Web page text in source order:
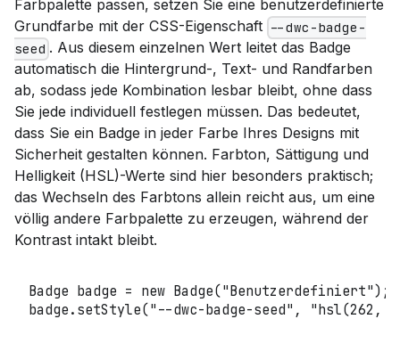
Farbpalette passen, setzen Sie eine benutzerdefinierte
Grundfarbe mit der CSS-Eigenschaft --dwc-badge-
seed . Aus diesem einzelnen Wert leitet das Badge
automatisch die Hintergrund-, Text- und Randfarben
ab, sodass jede Kombination lesbar bleibt, ohne dass
Sie jede individuell festlegen müssen. Das bedeutet,
dass Sie ein Badge in jeder Farbe Ihres Designs mit
Sicherheit gestalten können. Farbton, Sättigung und
Helligkeit (HSL)-Werte sind hier besonders praktisch;
das Wechseln des Farbtons allein reicht aus, um eine
völlig andere Farbpalette zu erzeugen, während der
Kontrast intakt bleibt.
Badge badge = new Badge("Benutzerdefiniert") ;
badge . setStyle("--dwc-badge-seed" , "hsl(262,